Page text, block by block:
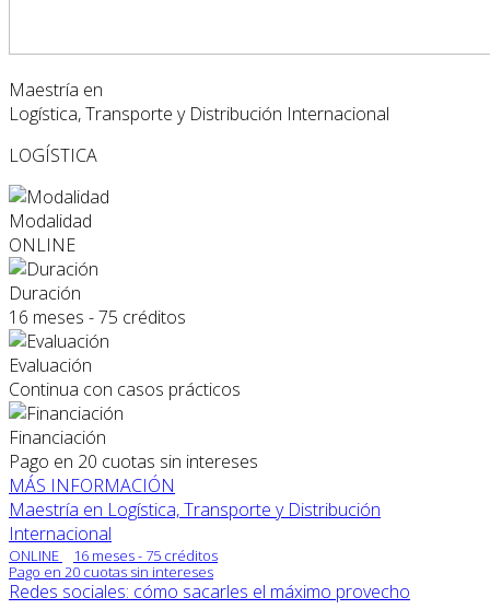
Maestría en
Logística, Transporte y Distribución Internacional
LOGÍSTICA
Modalidad
ONLINE
Duración
16 meses - 75 créditos
Evaluación
Continua con casos prácticos
Financiación
Pago en 20 cuotas sin intereses
MÁS INFORMACIÓN
Maestría en Logística, Transporte y Distribución
Internacional
ONLINE
16 meses - 75 créditos
Pago en 20 cuotas sin intereses
Redes sociales: cómo sacarles el máximo provecho